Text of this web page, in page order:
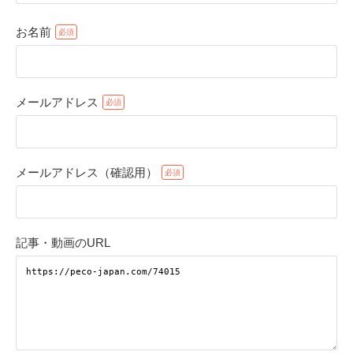
お名前
メールアドレス
メールアドレス（確認用）
記事・動画のURL
アプリで開く